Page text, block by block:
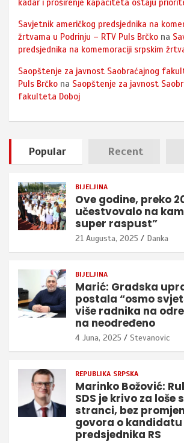
kadar i proširenje kapaciteta ostaju
Savjetnik američkog predsjednika na
žrtvama u Podrinju – RTV Puls Brčko na
predsjednika na komemoraciji srpskim
Saopštenje za javnost Saobraćajnog
Puls Brčko na Saopštenje za javnost
fakulteta Doboj
Popular Recent
BIJELJINA
Ove godine, preko
učestvovalo na
super raspust”
21 Augusta, 2025 Danka
BIJELJINA
Marić: Gradska
postala “osmo
više radnika na
na neodređeno
4 Juna, 2025 Stevanovic
REPUBLIKA SRPSKA
Marinko Božović:
SDS je krivo za loše
stranci, bez
govora o kandidatu
predsjednika RS